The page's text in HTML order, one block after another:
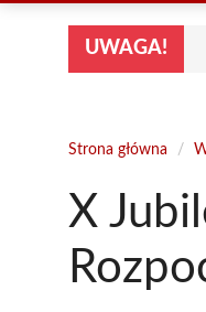
UWAGA!
Strona główna /
X